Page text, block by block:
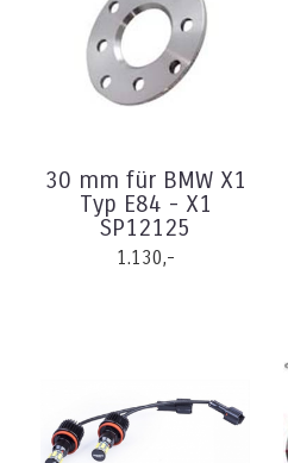
30 mm für BMW X1
Typ E84 - X1
SP12125
1.130,-